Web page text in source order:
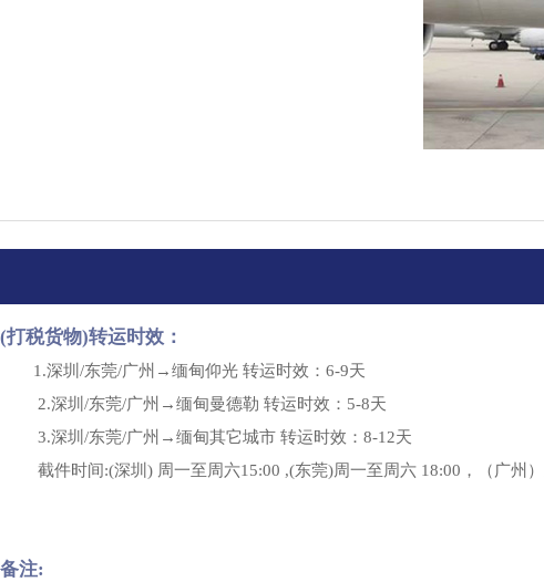
(打税货物)转运时效：
1.深圳/东莞/广州→缅甸仰光 转运时效：6-9天
2.深圳/东莞/广州→缅甸曼德勒 转运时效：5-8天
3.深圳/东莞/广州→缅甸其它城市 转运时效：8-12天
截件时间:(深圳) 周一至周六15:00 ,(东莞)周一至周六 18:00，（广州）
备注: